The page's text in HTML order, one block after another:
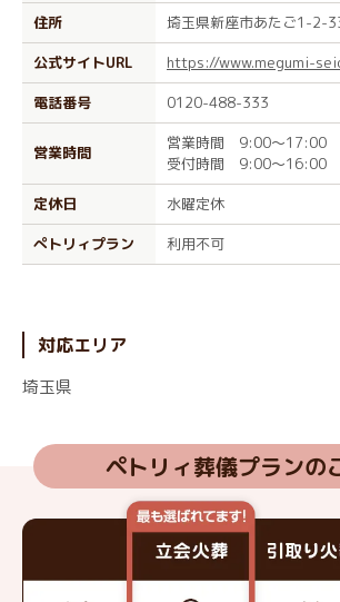
住所
埼玉県新座市あたご1-2-
公式サイトURL
https://www.megumi-
電話番号
0120-488-333
営業時間
営業時間 9:00～17:00
受付時間 9:00～16:00
定休日
水曜定休
ぺトリィプラン
利用不可
対応エリア
埼玉県
ペトリィ葬儀プランの